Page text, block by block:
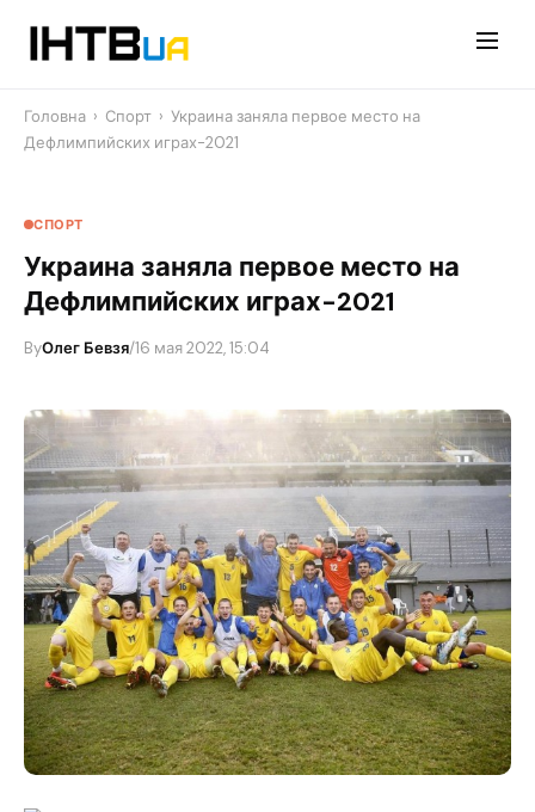
Головна › Спорт › Украина заняла первое место на
Дефлимпийских играх-2021
СПОРТ
Украина заняла первое место на
Дефлимпийских играх-2021
ByОлег Бевзя/16 мая 2022, 15:04